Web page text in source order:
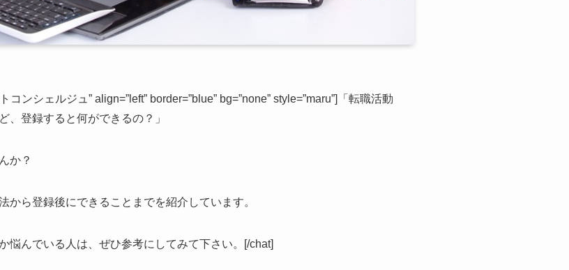
コンシェルジュ” align=”left” border=”blue” bg=”none” style=”maru”]「転職活動
、登録すると何ができるの？」
か？
から登録後にできることまでを紹介しています。
悩んでいる人は、ぜひ参考にしてみて下さい。[/chat]